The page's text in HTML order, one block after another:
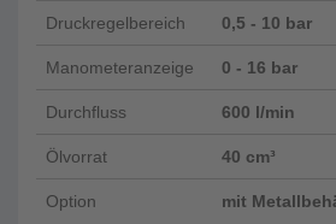
Druckregelbereich 0,5 - 10 bar
Manometeranzeige 0 - 16 bar
Durchfluss 600 l/min
Ölvorrat 40 cm³
Option mit